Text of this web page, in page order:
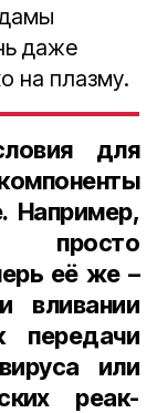
даже
на плазму.
для
Например,
просто
её же –
вливании
передачи
или
реак­